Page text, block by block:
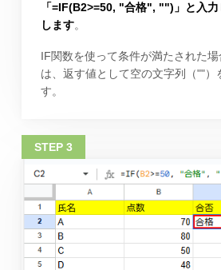
「=IF(B2>=50, "合格", "")」と入力
します。
IF関数を使って条件が満たされた
は、返す値として空の文字列（""）
す。